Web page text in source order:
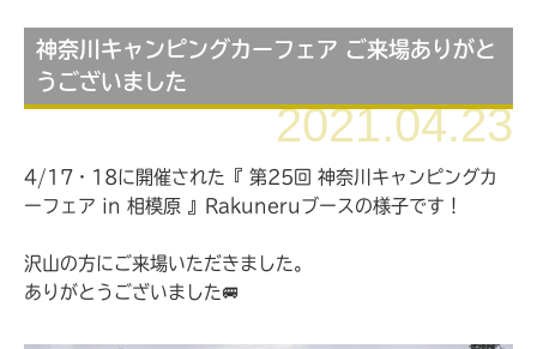
神奈川キャンピングカーフェア ご来場ありがと
うございました
2021.04.23
4/17・18に開催された『 第25回 神奈川キャンピングカ
ーフェア in 相模原 』Rakuneruブースの様子です！
沢山の方にご来場いただきました。
ありがとうございました🚐